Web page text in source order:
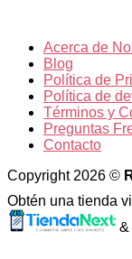
Acerca de
Blog
Política de
Política de
Términos y
Preguntas
Contacto
Copyright 2026 ©
Obtén una tienda
&